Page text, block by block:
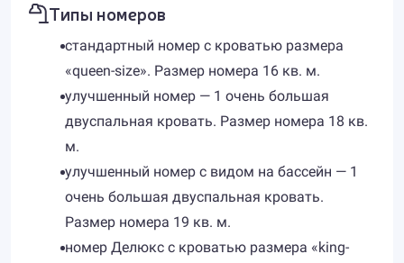
Типы номеров
стандартный номер с кроватью размера
«queen-size». Размер номера 16 кв. м.
улучшенный номер — 1 очень большая
двуспальная кровать. Размер номера 18 кв.
м.
улучшенный номер с видом на бассейн — 1
очень большая двуспальная кровать.
Размер номера 19 кв. м.
номер Делюкс с кроватью размера «king-